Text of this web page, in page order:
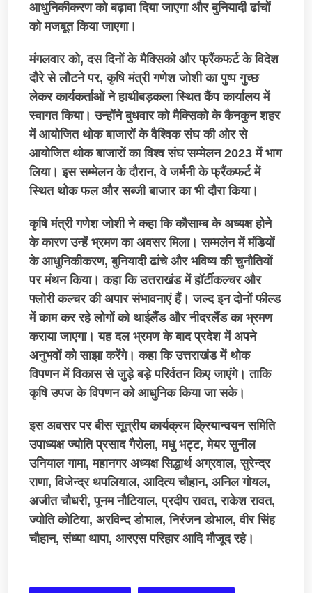
आधुनिकीकरण को बढ़ावा दिया जाएगा और बुनियादी ढांचों
को मजबूत किया जाएगा।
मंगलवार को, दस दिनों के मैक्सिको और फ्रैंकफर्ट के विदेश
दौरे से लौटने पर, कृषि मंत्री गणेश जोशी का पुष्प गुच्छ
लेकर कार्यकर्ताओं ने हाथीबड़कला स्थित कैंप कार्यालय में
स्वागत किया। उन्होंने बुधवार को मैक्सिको के कैनकुन शहर
में आयोजित थोक बाजारों के वैश्विक संघ की ओर से
आयोजित थोक बाजारों का विश्व संघ सम्मेलन 2023 में भाग
लिया। इस सम्मेलन के दौरान, वे जर्मनी के फ्रैंकफर्ट में
स्थित थोक फल और सब्जी बाजार का भी दौरा किया।
कृषि मंत्री गणेश जोशी ने कहा कि कौसाम्ब के अध्यक्ष होने
के कारण उन्हें भ्रमण का अवसर मिला। सम्मलेन में मंडियों
के आधुनिकीकरण, बुनियादी ढांचे और भविष्य की चुनौतियों
पर मंथन किया। कहा कि उत्तराखंड में हॉर्टीकल्चर और
फ्लोरी कल्चर की अपार संभावनाएं हैं। जल्द इन दोनों फील्ड
में काम कर रहे लोगों को थाईलैंड और नीदरलैंड का भ्रमण
कराया जाएगा। यह दल भ्रमण के बाद प्रदेश में अपने
अनुभवों को साझा करेंगे। कहा कि उत्तराखंड में थोक
विपणन में विकास से जुड़े बड़े परिर्वतन किए जाएंगे। ताकि
कृषि उपज के विपणन को आधुनिक किया जा सके।
इस अवसर पर बीस सूत्रीय कार्यक्रम क्रियान्वयन समिति
उपाध्यक्ष ज्योति प्रसाद गैरोला, मधु भट्ट, मेयर सुनील
उनियाल गामा, महानगर अध्यक्ष सिद्धार्थ अग्रवाल, सुरेन्द्र
राणा, विजेन्द्र थपलियाल, आदित्य चौहान, अनिल गोयल,
अजीत चौधरी, पूनम नौटियाल, प्रदीप रावत, राकेश रावत,
ज्योति कोटिया, अरविन्द डोभाल, निरंजन डोभाल, वीर सिंह
चौहान, संध्या थापा, आरएस परिहार आदि मौजूद रहे।